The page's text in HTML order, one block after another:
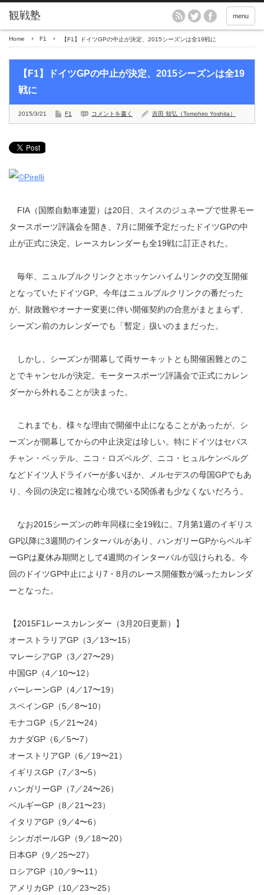
menu
Home F1 【F1】ドイツGPの中止が決定、2015シーズンは全19戦に
【F1】ドイツGPの中止が決定、2015シーズンは全19
戦に
2015/3/21 F1 コメントを書く 吉田 知弘（Tomohiro Yoshita）
FIA（国際自動車連盟）は20日、スイスのジュネーブで世界モー
タースポーツ評議会を開き、7月に開催予定だったドイツGPの中
止が正式に決定。レースカレンダーも全19戦に訂正された。
毎年、ニュルブルクリンクとホッケンハイムリンクの交互開催
となっていたドイツGP。今年はニュルブルクリンクの番だった
が、財政難やオーナー変更に伴い開催契約の合意がまとまらず、
シーズン前のカレンダーでも「暫定」扱いのままだった。
しかし、シーズンが開幕して両サーキットとも開催困難とのこ
とでキャンセルが決定。モータースポーツ評議会で正式にカレン
ダーから外れることが決まった。
これまでも、様々な理由で開催中止になることがあったが、シ
ーズンが開幕してからの中止決定は珍しい。特にドイツはセバス
チャン・ベッテル、ニコ・ロズベルグ、ニコ・ヒュルケンベルグ
などドイツ人ドライバーが多いほか、メルセデスの母国GPでもあ
り、今回の決定に複雑な心境でいる関係者も少なくないだろう。
なお2015シーズンの昨年同様に全19戦に。7月第1週のイギリス
GP以降に3週間のインターバルがあり、ハンガリーGPからベルギ
ーGPは夏休み期間として4週間のインターバルが設けられる。今
回のドイツGP中止により7・8月のレース開催数が減ったカレンダ
ーとなった。
【2015F1レースカレンダー（3月20日更新）】
オーストラリアGP（3／13〜15）
マレーシアGP（3／27〜29）
中国GP（4／10〜12）
バーレーンGP（4／17〜19）
スペインGP（5／8〜10）
モナコGP（5／21〜24）
カナダGP（6／5〜7）
オーストリアGP（6／19〜21）
イギリスGP（7／3〜5）
ハンガリーGP（7／24〜26）
ベルギーGP（8／21〜23）
イタリアGP（9／4〜6）
シンガポールGP（9／18〜20）
日本GP（9／25〜27）
ロシアGP（10／9〜11）
アメリカGP（10／23〜25）